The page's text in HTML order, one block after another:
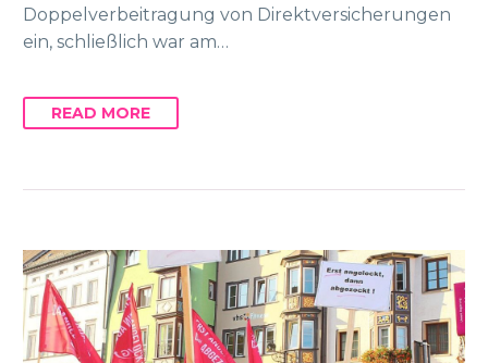
Doppelverbeitragung von Direktversicherungen
ein, schließlich war am…
READ MORE